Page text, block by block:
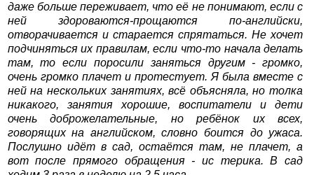
даже больше переживает, что её не понимают, если с
ней здороваются-прощаются по-английски,
отворачивается и старается спрятаться. Не хочет
подчиняться их правилам, если что-то начала делать
там, то если поросили заняться другим - громко,
очень громко плачет и протестует. Я была вместе с
ней на нескольких занятиях, всё объясняла, но толка
никакого, занятия хорошие, воспитатели и дети
очень доброжелательные, но ребёнок их всех,
говорящих на английском, словно боится до ужаса.
Послушно идёт в сад, остаётся там, не плачет, а
вот после прямого обращения - ис терика. В сад